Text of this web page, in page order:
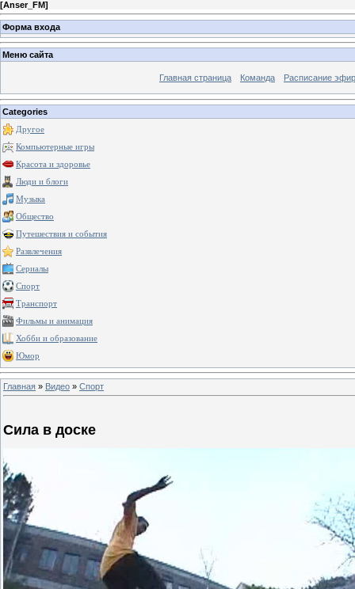
[Anser_FM]
Форма входа
Меню сайта
Главная страница Команда Расписание
Categories
Другое
Компьютерные игры
Красота и здоровье
Люди и блоги
Музыка
Общество
Путешествия и события
Развлечения
Сериалы
Спорт
Транспорт
Фильмы и анимация
Хобби и образование
Юмор
Главная » Видео » Спорт
Сила в доске